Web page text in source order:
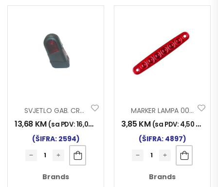
SVJETLO GAB. CRV. LIJ
13,68 KM (sa PDV:16,00
(ŠIFRA: 2594)
Brands
MARKER LAMPA 0051 6 LED CRVENA NT
3,85 KM (sa PDV: 4,50 KM
(ŠIFRA: 4897)
Brands